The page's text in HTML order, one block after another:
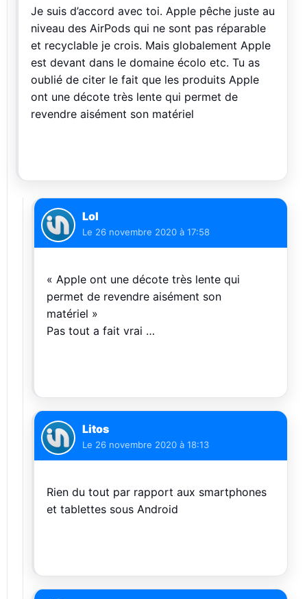
Je suis d’accord avec toi. Apple pêche juste au
niveau des AirPods qui ne sont pas réparable
et recyclable je crois. Mais globalement Apple
est devant dans le domaine écolo etc. Tu as
oublié de citer le fait que les produits Apple
ont une décote très lente qui permet de
revendre aisément son matériel
Lol
Le 26 novembre 2020 à 17:58
« Apple ont une décote très lente qui
permet de revendre aisément son
matériel »
Pas tout a fait vrai …
Litos
Le 26 novembre 2020 à 18:13
Rien du tout par rapport aux smartphones
et tablettes sous Android